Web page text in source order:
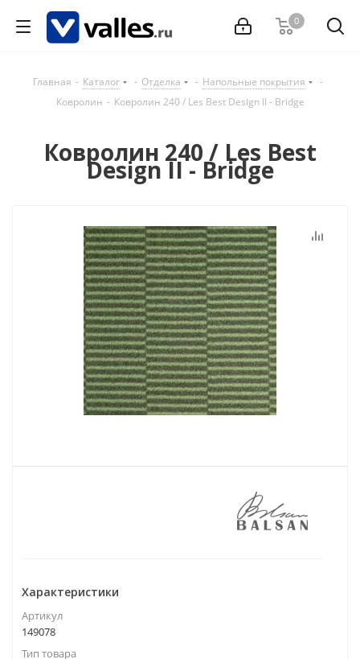
0
Главная - Каталог - Отделка - Напольные покрытия
-
Ковролин - Ковролин 240 / Les Best Design II - Bridge
Ковролин 240 / Les Best
Design II - Bridge
Характеристики
Артикул
149078
Тип товара